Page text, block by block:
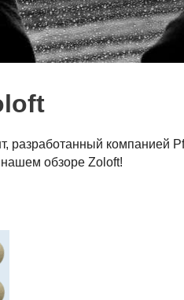
разработанный компанией
обзоре Zoloft!